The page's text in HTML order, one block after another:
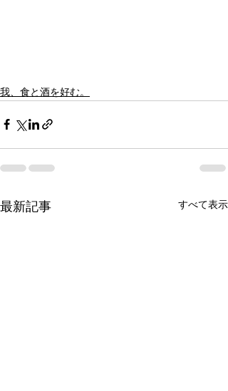
我、食と酒を好む。
最新記事 すべて表示